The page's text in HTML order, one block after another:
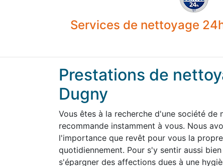
Services de nettoyage
Prestations de
Dugny
Vous êtes à la recherche d'une société de
recommande instamment à vous. Nous
l'importance que revêt pour vous la
quotidiennement. Pour s'y sentir aussi
s'épargner des affections dues à une